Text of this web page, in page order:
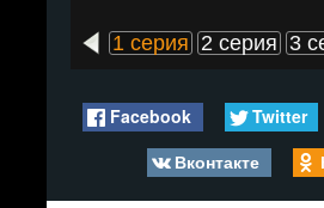
1 серия 2 серия 3
Facebook Twitter
Вконтакте